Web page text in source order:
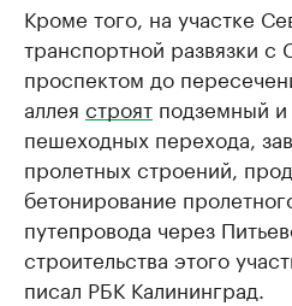
Кроме того, на участке
транспортной развязки с
проспектом до
аллея строят подземный
пешеходных перехода,
пролетных строений,
бетонирование
путепровода через
строительства этого
писал РБК Калининград.